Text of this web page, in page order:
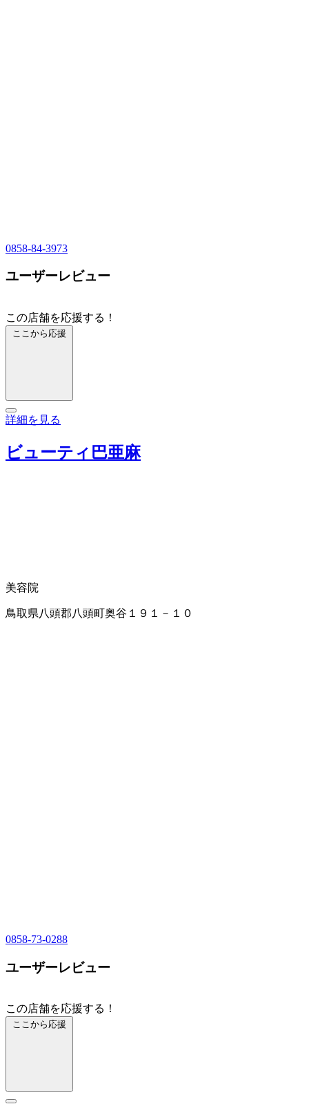
0858-84-3973
ユーザーレビュー
この店舗を応援する！
ここから応援
詳細を見る
ビューティ巴亜麻
美容院
鳥取県八頭郡八頭町奥谷１９１－１０
0858-73-0288
ユーザーレビュー
この店舗を応援する！
ここから応援